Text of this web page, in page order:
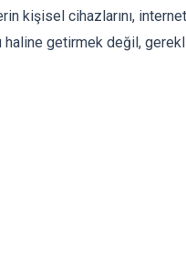
kişisel cihazlarını,
getirmek değil,